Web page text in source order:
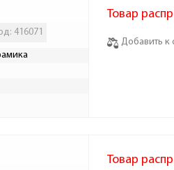
416071
Товар
Добавить к
Товар